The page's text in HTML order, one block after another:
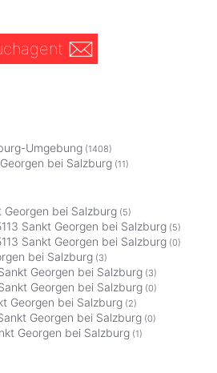
Umgebung (1408)
bei Salzburg (11)
Georgen bei Salzburg (5)
Sankt Georgen bei Salzburg (5)
Sankt Georgen bei Salzburg (0)
bei Salzburg (3)
Georgen bei Salzburg (3)
Georgen bei Salzburg (0)
Georgen bei Salzburg (2)
Georgen bei Salzburg (0)
Georgen bei Salzburg (1)